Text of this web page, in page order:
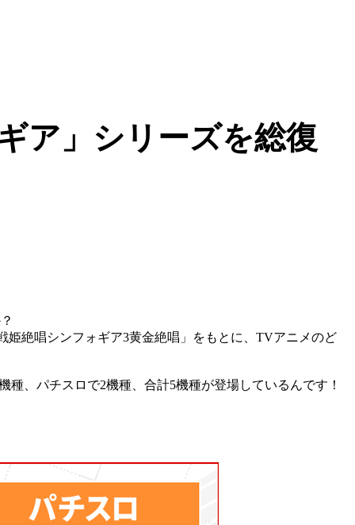
ア」シリーズを総復
絶唱シンフォギア3黄金絶唱」をもとに、TVアニメのど
種、パチスロで2機種、合計5機種が登場しているんです！